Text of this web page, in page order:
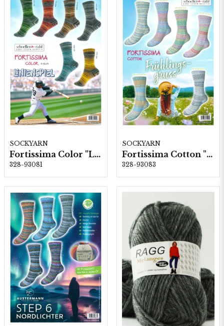
SOCKYARN
Fortissima Color "Linienspiel" 4-fach, 6 färger á 1,0 kg.
328-93081
SOCKYARN
Fortissima Cotton "Frühlingsgruss" 4-fach, 6 färger a1,0 kg.
328-93083